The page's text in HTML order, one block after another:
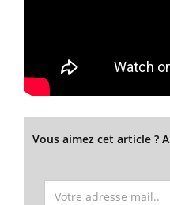
Vous aimez cet article ?